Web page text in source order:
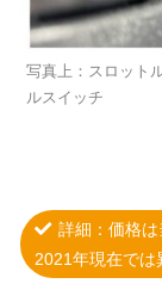
写真上：スロッ
ルスイッチ
詳細：価格
2021年現在では